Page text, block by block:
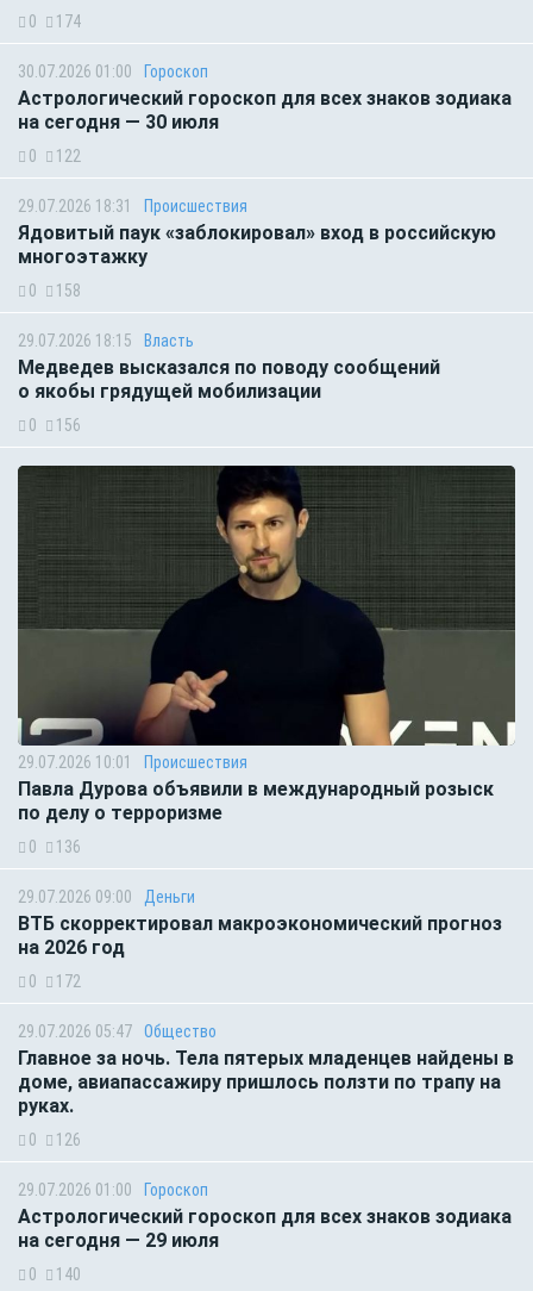
0 174
30.07.2026 01:00 Гороскоп
Астрологический гороскоп для всех знаков зодиака
на сегодня — 30 июля
0 122
29.07.2026 18:31 Происшествия
Ядовитый паук «заблокировал» вход в российскую
многоэтажку
0 158
29.07.2026 18:15 Власть
Медведев высказался по поводу сообщений
о якобы грядущей мобилизации
0 156
29.07.2026 10:01 Происшествия
Павла Дурова объявили в международный розыск
по делу о терроризме
0 136
29.07.2026 09:00 Деньги
ВТБ скорректировал макроэкономический прогноз
на 2026 год
0 172
29.07.2026 05:47 Общество
Главное за ночь. Тела пятерых младенцев найдены в
доме, авиапассажиру пришлось ползти по трапу на
руках.
0 126
29.07.2026 01:00 Гороскоп
Астрологический гороскоп для всех знаков зодиака
на сегодня — 29 июля
0 140